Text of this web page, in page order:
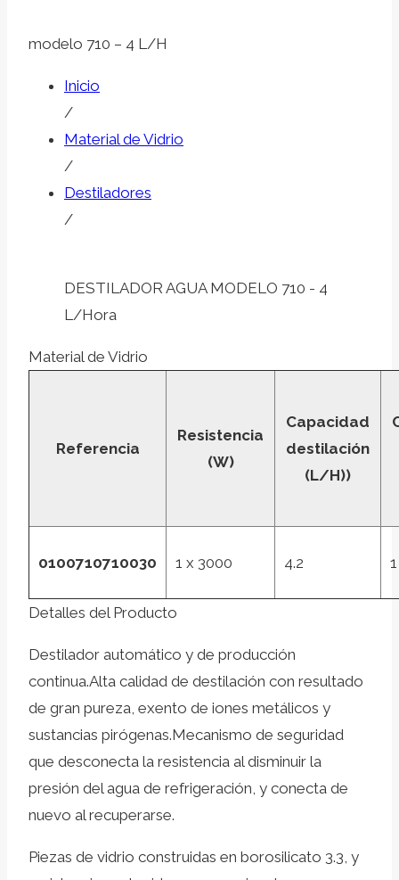
modelo 710 – 4 L/H
Inicio
/
Material de Vidrio
/
Destiladores
/
DESTILADOR AGUA MODELO 710 - 4
L/Hora
Material de Vidrio
Referencia
Resistencia
(W)
Capacidad
destilación
(L/H))
0100710710030 1 x 3000 4.2 1
Detalles del Producto
Destilador automático y de producción
continua.Alta calidad de destilación con resultado
de gran pureza, exento de iones metálicos y
sustancias pirógenas.Mecanismo de seguridad
que desconecta la resistencia al disminuir la
presión del agua de refrigeración, y conecta de
nuevo al recuperarse.
Piezas de vidrio construidas en borosilicato 3.3, y